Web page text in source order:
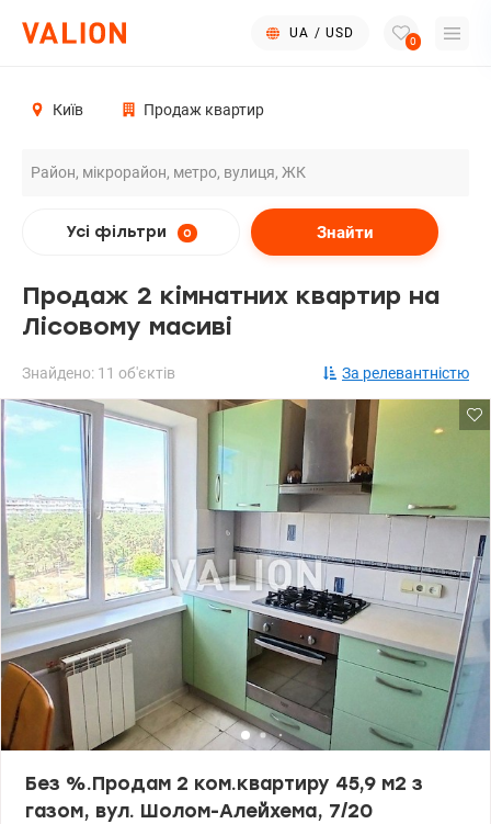
UA / USD
0
Київ Продаж квартир
Усі фільтри 0 Знайти
Продаж 2 кімнатних квартир на
Лісовому масиві
Знайдено: 11 об'єктів За релевантністю
Без %.Продам 2 ком.квартиру 45,9 м2 з
газом, вул. Шолом-Алейхема, 7/20